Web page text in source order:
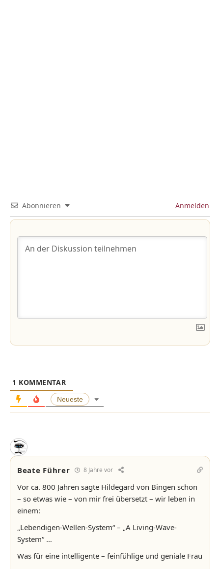
Abonnieren Anmelden
1 KOMMENTAR
Neueste
Beate Führer 8 Jahre vor
Vor ca. 800 Jahren sagte Hildegard von Bingen schon
– so etwas wie – von mir frei übersetzt – wir leben in
einem:
„Lebendigen-Wellen-System“ – „A Living-Wave-
System“ …
Was für eine intelligente – feinfühlige und geniale Frau